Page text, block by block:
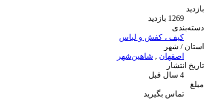
بازدید
1269 بازدید
دسته‌بندی
کیف ، کفش و لباس
استان / شهر
اصفهان , شاهین‌شهر
تاریخ انتشار
4 سال قبل
مبلغ
تماس بگیرید